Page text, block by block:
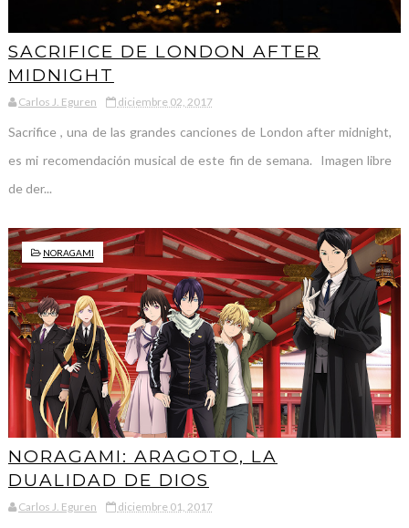
SACRIFICE DE LONDON AFTER
MIDNIGHT
Carlos J. Eguren diciembre 02, 2017
Sacrifice , una de las grandes canciones de London after midnight,
es mi recomendación musical de este fin de semana. Imagen libre
de der...
NORAGAMI
NORAGAMI: ARAGOTO, LA
DUALIDAD DE DIOS
Carlos J. Eguren diciembre 01, 2017